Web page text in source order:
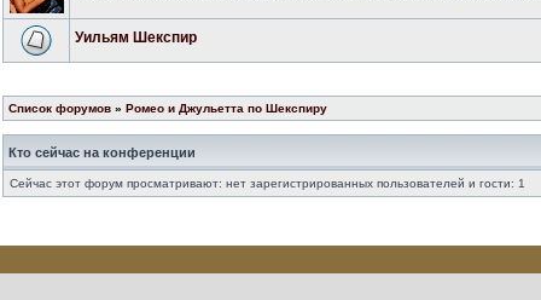
Уильям Шекспир
Список форумов » Ромео и Джульетта по Шекспиру
Кто сейчас на конференции
Сейчас этот форум просматривают: нет зарегистрированных пользователей и гости: 1